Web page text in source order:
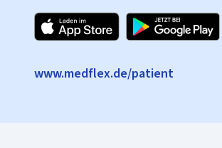
www.medflex.de/patient